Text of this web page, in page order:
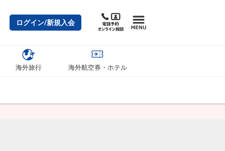
ログイン/新規入会
海外旅行 海外航空券・ホテル